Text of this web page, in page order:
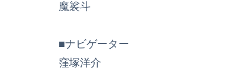
魔裟斗
■ナビゲーター
窪塚洋介